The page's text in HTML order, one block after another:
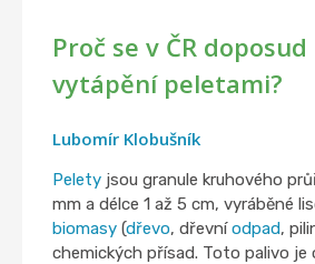
Proč se v ČR
vytápění peletami?
Lubomír Klobušník
Pelety jsou granule kruhového
mm a délce 1 až 5 cm, vyráběné
biomasy (dřevo, dřevníodpad,
chemických přísad. Toto palivo je